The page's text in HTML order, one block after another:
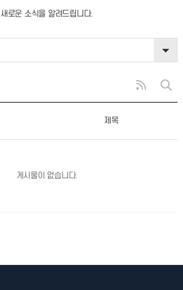
새로운 소식을 알려드립니다.
제목
게시물이 없습니다.